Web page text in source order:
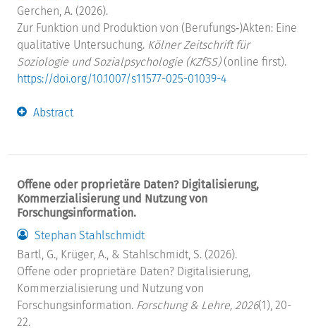
Gerchen, A. (2026).
Zur Funktion und Produktion von (Berufungs‑)Akten: Eine
qualitative Untersuchung. Kölner Zeitschrift für
Soziologie und Sozialpsychologie (KZfSS)(online first).
https://doi.org/10.1007/s11577-025-01039-4
Abstract
Offene oder proprietäre Daten? Digitalisierung,
Kommerzialisierung und Nutzung von
Forschungsinformation.
Stephan Stahlschmidt
Bartl, G., Krüger, A., & Stahlschmidt, S. (2026).
Offene oder proprietäre Daten? Digitalisierung,
Kommerzialisierung und Nutzung von
Forschungsinformation. Forschung & Lehre, 2026(1), 20-
22.